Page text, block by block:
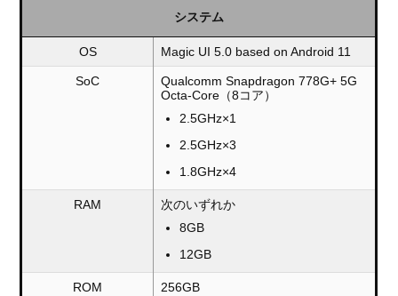
システム
OS Magic UI 5.0 based on Android 11
SoC
Qualcomm Snapdragon 778G+ 5G
Octa-Core（8コア）
2.5GHz×1
2.5GHz×3
1.8GHz×4
RAM
次のいずれか
8GB
12GB
ROM 256GB